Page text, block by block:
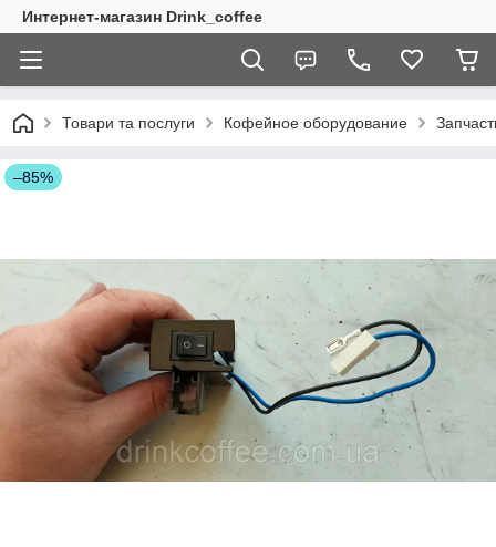
Интернет-магазин Drink_coffee
Товари та послуги Кофейное оборудование
–85%